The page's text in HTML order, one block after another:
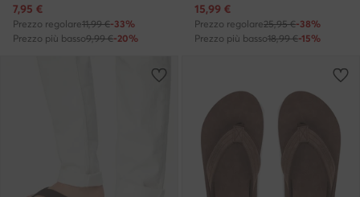
Prezzo attuale
7,95 €
Prezzo regolare11,99 €-33%
Prezzo più basso9,99 €-20%
Prezzo attuale
15,99 €
Prezzo regolare25,95 €-38%
Prezzo più basso18,99 €-15%